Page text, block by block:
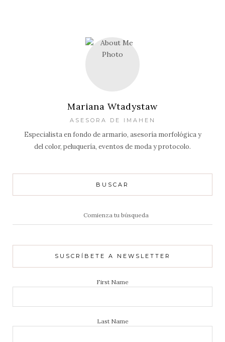
Mariana Wtadystaw
ASESORA DE IMAHEN
Especialista en fondo de armario, asesoría morfológica y
del color, peluquería, eventos de moda y protocolo.
BUSCAR
SUSCRÍBETE A NEWSLETTER
First Name
Last Name